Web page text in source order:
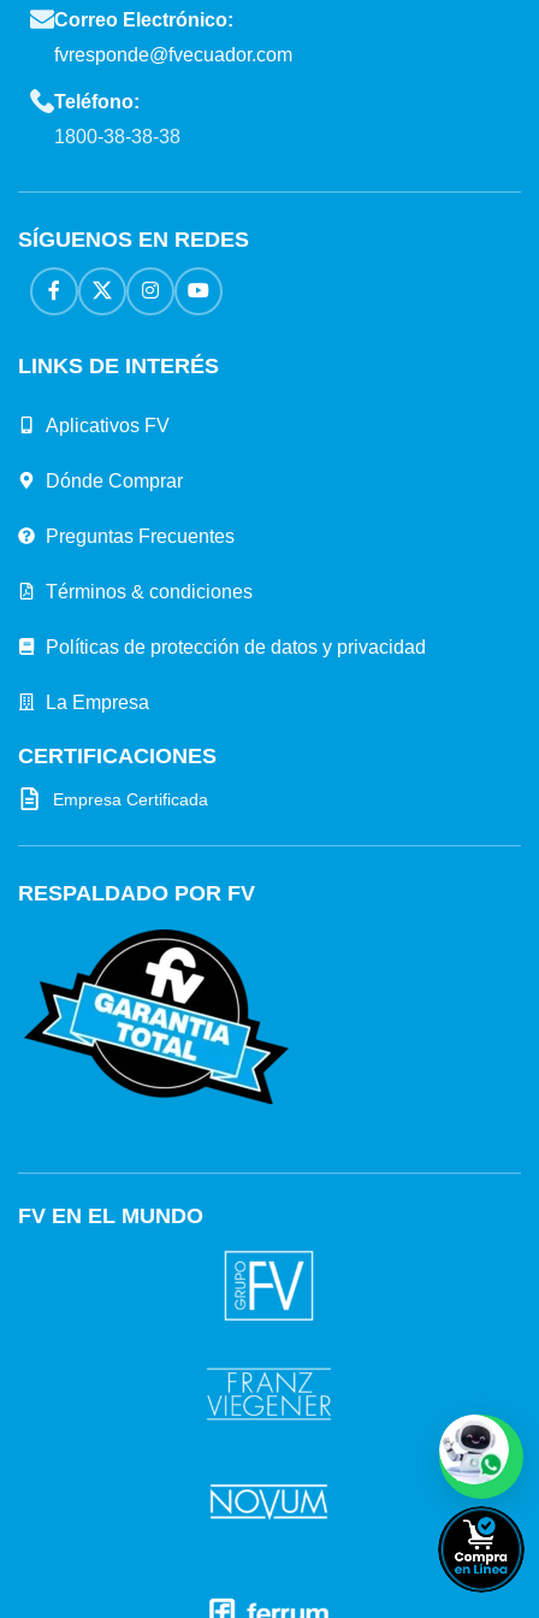
Correo Electrónico:
fvresponde@fvecuador.com
Teléfono:
1800-38-38-38
SÍGUENOS EN REDES
LINKS DE INTERÉS
Aplicativos FV
Dónde Comprar
Preguntas Frecuentes
Términos & condiciones
Políticas de protección de datos y privacidad
La Empresa
CERTIFICACIONES
Empresa Certificada
RESPALDADO POR FV
FV EN EL MUNDO